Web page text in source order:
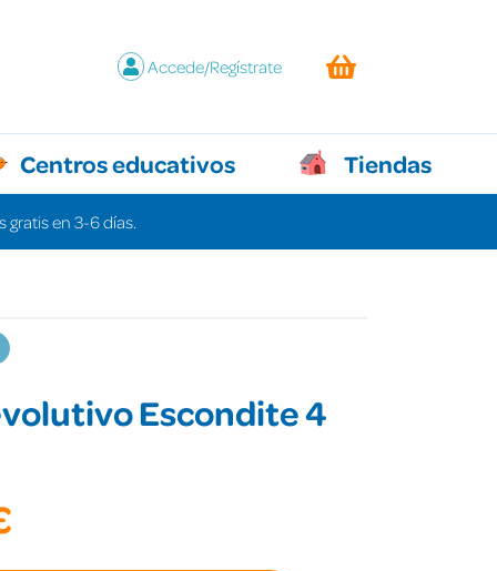
Accede/Regístrate
Centros educativos Tiendas
gratis en 3-6 días.
Escondite 4